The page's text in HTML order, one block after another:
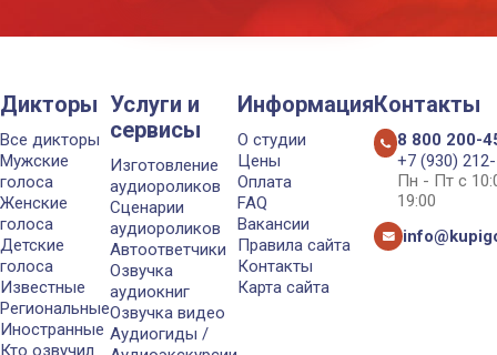
Дикторы
Все дикторы
Мужские
голоса
Женские
голоса
Детские
голоса
Известные
Региональные
Иностранные
Кто озвучил
Услуги и
сервисы
Изготовление
аудиороликов
Сценарии
аудиороликов
Автоответчики
Озвучка
аудиокниг
Озвучка видео
Аудиогиды /
Информация
О студии
Цены
Оплата
FAQ
Вакансии
Правила сайта
Контакты
Карта сайта
Контакты
8 800 200-
+7 (930)
Пн - Пт с
19:00